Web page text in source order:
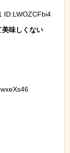
ID:LWOZCFbi4
美味しくない